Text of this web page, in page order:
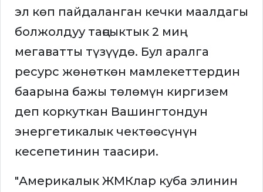
эл көп пайдаланган кечки маалдагы
болжолдуу таңсыктык 2 миң
мегаватты түзүүдө. Бул аралга
ресурс жөнөткөн мамлекеттердин
баарына бажы төлөмүн киргизем
деп коркуткан Вашингтондун
энергетикалык чектөөсүнүн
кесепетинин таасири.
"Америкалык ЖМКлар куба элинин